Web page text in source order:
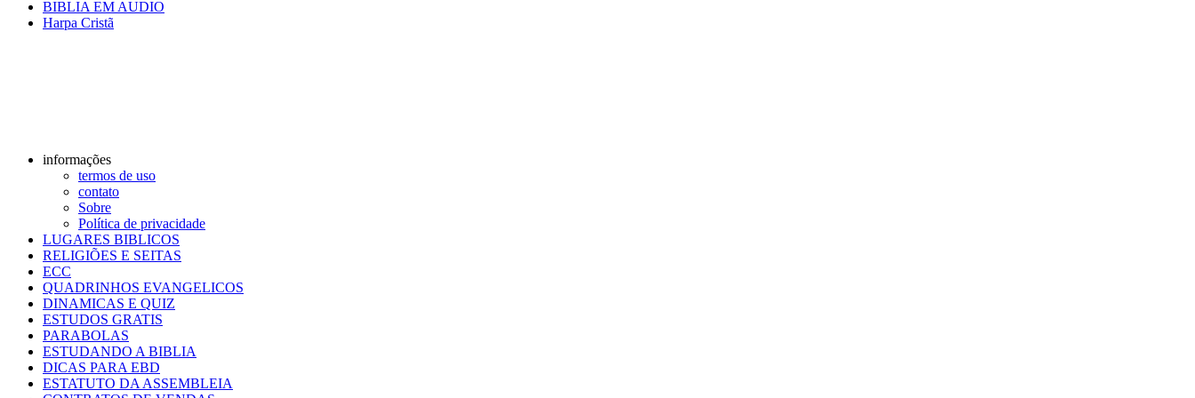
BIBLIA EM AUDIO
Harpa Cristã
informações
termos de uso
contato
Sobre
Política de privacidade
LUGARES BIBLICOS
RELIGIÕES E SEITAS
ECC
QUADRINHOS EVANGELICOS
DINAMICAS E QUIZ
ESTUDOS GRATIS
PARABOLAS
ESTUDANDO A BIBLIA
DICAS PARA EBD
ESTATUTO DA ASSEMBLEIA